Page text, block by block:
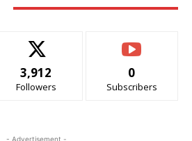
3,912
Followers
0
Subscribers
- Advertisement -